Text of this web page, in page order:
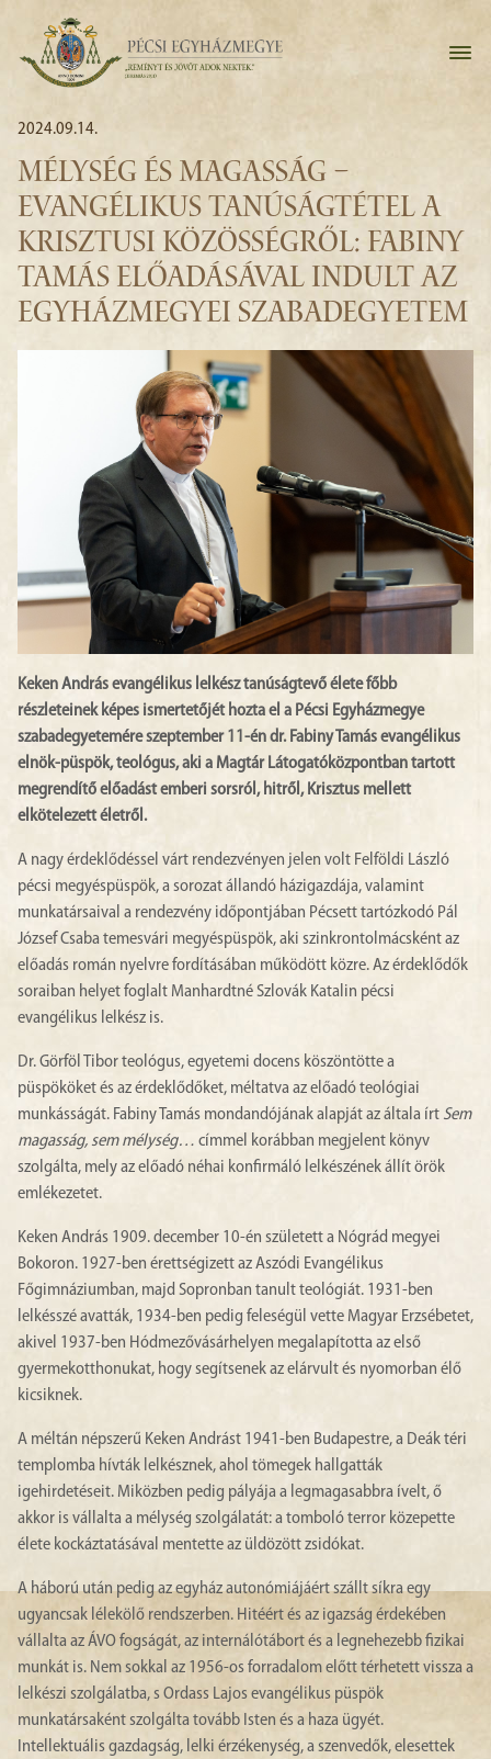
2024.09.14.
MÉLYSÉG ÉS MAGASSÁG –
EVANGÉLIKUS TANÚSÁGTÉTEL A
KRISZTUSI KÖZÖSSÉGRŐL: FABINY
TAMÁS ELŐADÁSÁVAL INDULT AZ
EGYHÁZMEGYEI SZABADEGYETEM
Keken András evangélikus lelkész tanúságtevő élete főbb
részleteinek képes ismertetőjét hozta el a Pécsi Egyházmegye
szabadegyetemére szeptember 11-én dr. Fabiny Tamás evangélikus
elnök-püspök, teológus, aki a Magtár Látogatóközpontban tartott
megrendítő előadást emberi sorsról, hitről, Krisztus mellett
elkötelezett életről.
A nagy érdeklődéssel várt rendezvényen jelen volt Felföldi László
pécsi megyéspüspök, a sorozat állandó házigazdája, valamint
munkatársaival a rendezvény időpontjában Pécsett tartózkodó Pál
József Csaba temesvári megyéspüspök, aki szinkrontolmácsként az
előadás román nyelvre fordításában működött közre. Az érdeklődők
soraiban helyet foglalt Manhardtné Szlovák Katalin pécsi
evangélikus lelkész is.
Dr. Görföl Tibor teológus, egyetemi docens köszöntötte a
püspököket és az érdeklődőket, méltatva az előadó teológiai
munkásságát. Fabiny Tamás mondandójának alapját az általa írt Sem
magasság, sem mélység… címmel korábban megjelent könyv
szolgálta, mely az előadó néhai konfirmáló lelkészének állít örök
emlékezetet.
Keken András 1909. december 10-én született a Nógrád megyei
Bokoron. 1927-ben érettségizett az Aszódi Evangélikus
Főgimnáziumban, majd Sopronban tanult teológiát. 1931-ben
lelkésszé avatták, 1934-ben pedig feleségül vette Magyar Erzsébetet,
akivel 1937-ben Hódmezővásárhelyen megalapította az első
gyermekotthonukat, hogy segítsenek az elárvult és nyomorban élő
kicsiknek.
A méltán népszerű Keken Andrást 1941-ben Budapestre, a Deák téri
templomba hívták lelkésznek, ahol tömegek hallgatták
igehirdetéseit. Miközben pedig pályája a legmagasabbra ívelt, ő
akkor is vállalta a mélység szolgálatát: a tomboló terror közepette
élete kockáztatásával mentette az üldözött zsidókat.
A háború után pedig az egyház autonómiájáért szállt síkra egy
ugyancsak lélekölő rendszerben. Hitéért és az igazság érdekében
vállalta az ÁVO fogságát, az internálótábort és a legnehezebb fizikai
munkát is. Nem sokkal az 1956-os forradalom előtt térhetett vissza a
lelkészi szolgálatba, s Ordass Lajos evangélikus püspök
munkatársaként szolgálta tovább Isten és a haza ügyét.
Intellektuális gazdagság, lelki érzékenység, a szenvedők, elesettek